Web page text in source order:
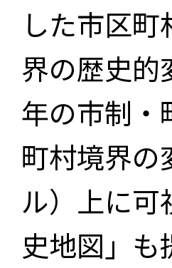
した市区
界の歴史的
年の市制・
町村境界の
ル）上に可
史地図」